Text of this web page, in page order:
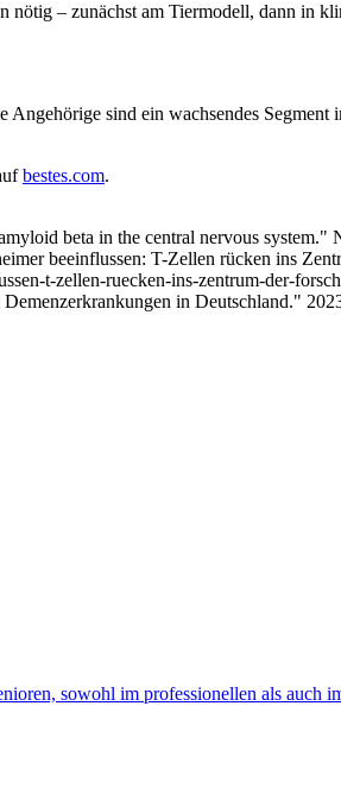
– zunächst am Tiermodell, dann in
sind ein wachsendes
bestes.com.
beta in the central nervous
beeinflussen: T-Zellen rücken ins
t-zellen-ruecken-ins-zentrum-der-
in Deutschland."
sowohl im professionellen als auch